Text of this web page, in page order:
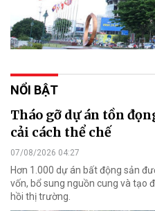
NỔI BẬT
Tháo gỡ dự án tồn
cải cách thể chế
07/08/2026 04:27
Hơn 1.000 dự án bất động sản
vốn, bổ sung nguồn cung và tạo
hồi thị trường.